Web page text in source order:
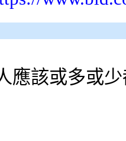
應該或多或